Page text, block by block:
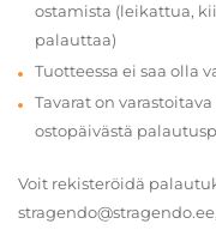
ostamista (leikattua,
palauttaa)
Tuotteessa ei saa olla
Tavarat on
ostopäivästä
Voit rekisteröidä